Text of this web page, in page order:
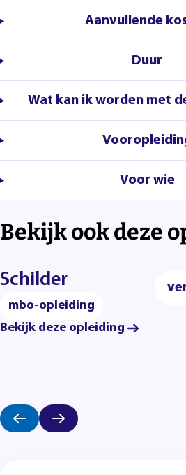
Aanvullende
Duur
Wat kan ik worden met
Voor wie
Bekijk ook deze
Schilder
mbo-opleiding
Bekijk deze opleiding